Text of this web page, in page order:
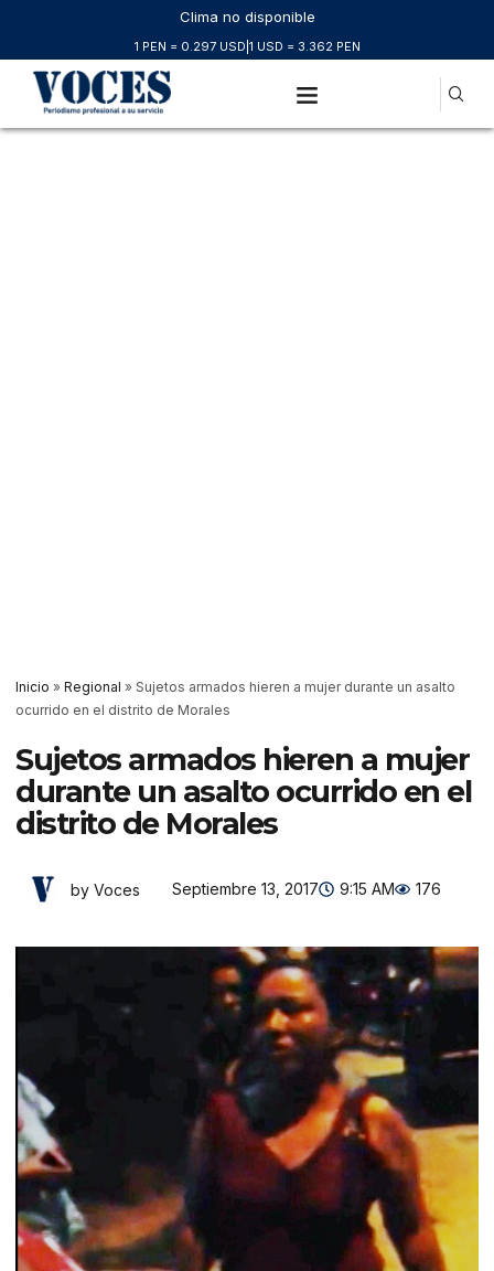
Clima no disponible
1 PEN = 0.297 USD 1 USD = 3.362 PEN
Inicio » Regional » Sujetos armados hieren a mujer durante un asalto
ocurrido en el distrito de Morales
Sujetos armados hieren a mujer
durante un asalto ocurrido en el
distrito de Morales
by Voces Septiembre 13, 2017 9:15 AM 176